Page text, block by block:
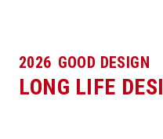
2026 GOOD DESIGN
LONG LIFE